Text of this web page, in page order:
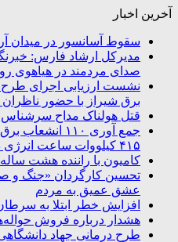
آخرین اخبار
سقوط آسانسور در میدان آرژانتین
مدیرکل ارشاد فارس:
صدای مردمند در هیاهوی
نشست ارزیابی اجرای
برق شیراز با حضور ناظران
قتل هولناک مداح
۴۱۵ کیلووات ساعت انرژی در شیراز
کامیون با راننده هشت
تحسین کارگردان «جنگ و
عشق عمیق به مردم
افزایش خطر ابتلا به
هشدار درباره فروش
طرح درمانی جهاد